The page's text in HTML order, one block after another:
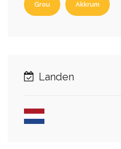
Grou Akkrum
Landen